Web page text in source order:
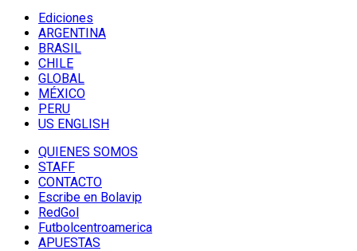
Ediciones
ARGENTINA
BRASIL
CHILE
GLOBAL
MÉXICO
PERU
US ENGLISH
QUIENES SOMOS
STAFF
CONTACTO
Escribe en Bolavip
RedGol
Futbolcentroamerica
APUESTAS